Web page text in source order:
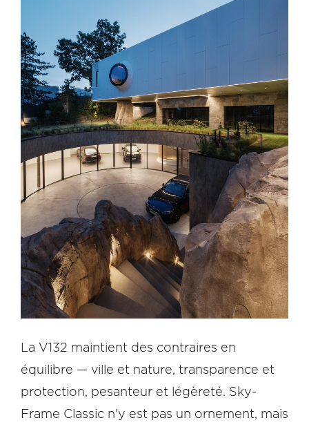
La V132 maintient des contraires en
équilibre — ville et nature, transparence et
protection, pesanteur et légèreté. Sky-
Frame Classic n'y est pas un ornement, mais